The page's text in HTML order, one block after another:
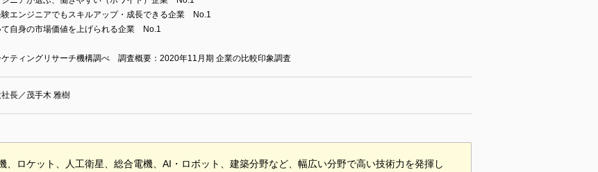
験エンジニアでもスキルアップ・成長できる企業 No.1
て自身の市場価値を上げられる企業 No.1
ティングリサーチ機構調べ 調査概要：2020年11月期 企業の比較印象調査
長／茂手木 雅樹
、ロケット、人工衛星、総合電機、AI・ロボット、建築分野など、幅広い分野で高い技術力を発揮し